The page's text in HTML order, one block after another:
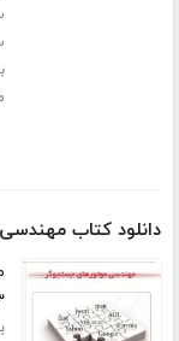
دانلود کتاب